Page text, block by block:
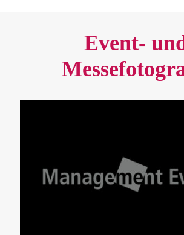
Event-